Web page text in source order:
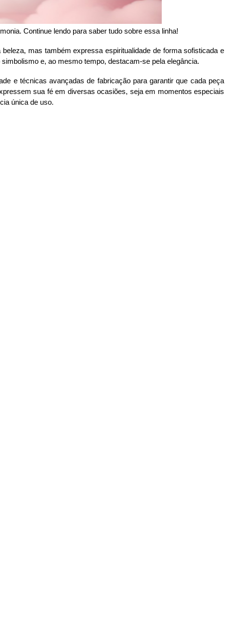
Continue lendo para saber tudo sobre essa linha!
mas também expressa espiritualidade de forma sofisticada e
e, ao mesmo tempo, destacam-se pela elegância.
e técnicas avançadas de fabricação para garantir que cada peça
sua fé em diversas ocasiões, seja em momentos especiais
única de uso.